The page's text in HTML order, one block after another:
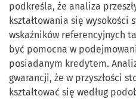
podkreśla, że analiza
kształtowania się wysokości
wskaźników referencyjnych
być pomocna w
posiadanym kredytem.
gwarancji, że w przyszłości
kształtować się według